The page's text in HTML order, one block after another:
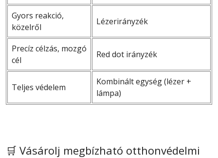
Gyors reakció,
közelről
Lézerirányzék
Precíz célzás, mozgó
cél
Red dot irányzék
Teljes védelem
Kombinált egység (lézer +
lámpa)
🛒 Vásárolj megbízható otthonvédelmi